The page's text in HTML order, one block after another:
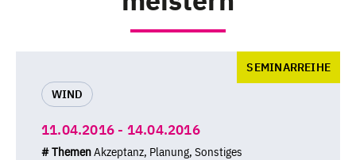
SEMINARREIHE
WIND
11.04.2016 - 14.04.2016
# ThemenAkzeptanz, Planung, Sonstiges